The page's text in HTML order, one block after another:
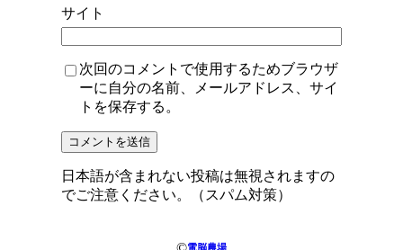
サイト
次回のコメントで使用するためブラウザ
ーに自分の名前、メールアドレス、サイ
トを保存する。
日本語が含まれない投稿は無視されますの
でご注意ください。（スパム対策）
電脳農場